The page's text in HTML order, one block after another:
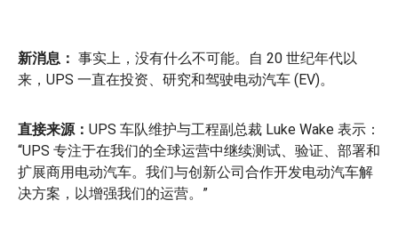
新消息： 事实上，没有什么不可能。自 20 世纪年代以
来，UPS 一直在投资、研究和驾驶电动汽车 (EV)。
直接来源： UPS 车队维护与工程副总裁 Luke Wake 表示：
“UPS 专注于在我们的全球运营中继续测试、验证、部署和
扩展商用电动汽车。我们与创新公司合作开发电动汽车解
决方案，以增强我们的运营。”